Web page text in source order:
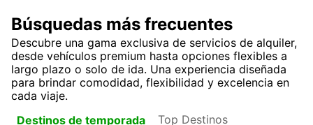
Búsquedas más frecuentes
Descubre una gama exclusiva de servicios de alquiler,
desde vehículos premium hasta opciones flexibles a
largo plazo o solo de ida. Una experiencia diseñada
para brindar comodidad, flexibilidad y excelencia en
cada viaje.
Destinos de temporada
Top Destinos